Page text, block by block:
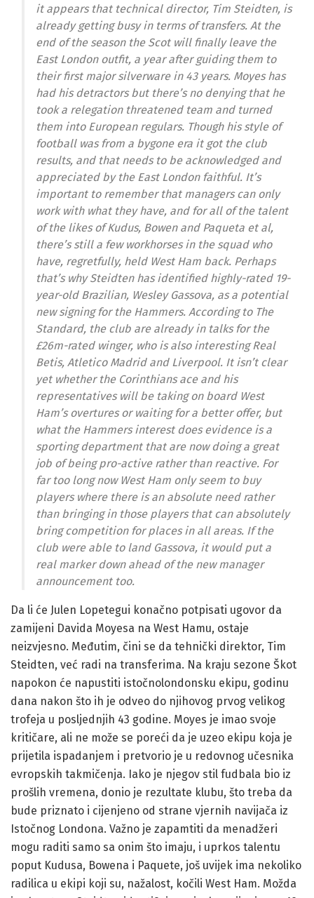
it appears that technical director, Tim Steidten, is
already getting busy in terms of transfers. At the
end of the season the Scot will finally leave the
East London outfit, a year after guiding them to
their first major silverware in 43 years. Moyes has
had his detractors but there’s no denying that he
took a relegation threatened team and turned
them into European regulars. Though his style of
football was from a bygone era it got the club
results, and that needs to be acknowledged and
appreciated by the East London faithful. It’s
important to remember that managers can only
work with what they have, and for all of the talent
of the likes of Kudus, Bowen and Paqueta et al,
there’s still a few workhorses in the squad who
have, regretfully, held West Ham back. Perhaps
that’s why Steidten has identified highly-rated 19-
year-old Brazilian, Wesley Gassova, as a potential
new signing for the Hammers. According to The
Standard, the club are already in talks for the
£26m-rated winger, who is also interesting Real
Betis, Atletico Madrid and Liverpool. It isn’t clear
yet whether the Corinthians ace and his
representatives will be taking on board West
Ham’s overtures or waiting for a better offer, but
what the Hammers interest does evidence is a
sporting department that are now doing a great
job of being pro-active rather than reactive. For
far too long now West Ham only seem to buy
players where there is an absolute need rather
than bringing in those players that can absolutely
bring competition for places in all areas. If the
club were able to land Gassova, it would put a
real marker down ahead of the new manager
announcement too.
Da li će Julen Lopetegui konačno potpisati ugovor da
zamijeni Davida Moyesa na West Hamu, ostaje
neizvjesno. Međutim, čini se da tehnički direktor, Tim
Steidten, već radi na transferima. Na kraju sezone Škot
napokon će napustiti istočnolondonsku ekipu, godinu
dana nakon što ih je odveo do njihovog prvog velikog
trofeja u posljednjih 43 godine. Moyes je imao svoje
kritičare, ali ne može se poreći da je uzeo ekipu koja je
prijetila ispadanjem i pretvorio je u redovnog učesnika
evropskih takmičenja. Iako je njegov stil fudbala bio iz
prošlih vremena, donio je rezultate klubu, što treba da
bude priznato i cijenjeno od strane vjernih navijača iz
Istočnog Londona. Važno je zapamtiti da menadžeri
mogu raditi samo sa onim što imaju, i uprkos talentu
poput Kudusa, Bowena i Paquete, još uvijek ima nekoliko
radilica u ekipi koji su, nažalost, kočili West Ham. Možda